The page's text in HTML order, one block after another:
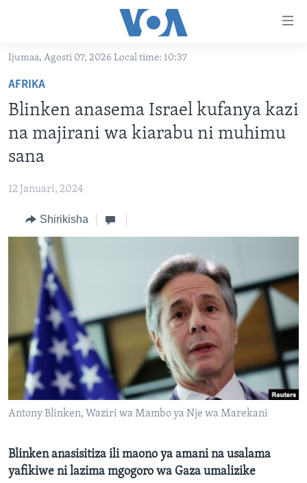
Nenda
kuu
Nenda
urambazaji
Nenda
tafuta
JAMHURI YA KIDEMOKRASIA YA KONGO
UGANDA
BURUNDI
AFRIKA
MAREKANI
DUNIA
VIDEO
MAISHA NA AFYA
ALFAJIRI 0300 UTC
JIONI 1630 UTC
KWA UNDANI 1800 UTC
JARIDA LA WIKIENDI
Lugha
Ijumaa, Agosti 07, 2026 Local time: 10:37
AFRIKA
Blinken anasema Israel kufanya kazi
na majirani wa kiarabu ni muhimu
sana
12 Januari, 2024
Shirikisha
Antony Blinken, Waziri wa Mambo ya Nje wa Marekani
Blinken anasisitiza ili maono ya amani na usalama
yafikiwe ni lazima mgogoro wa Gaza umalizike